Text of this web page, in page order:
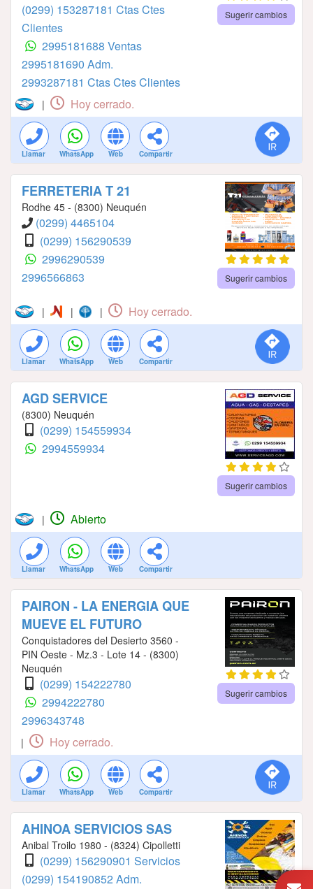
(0299) 153287181 Ctas Ctes
Clientes
2995181688 Ventas
2995181690 Adm.
2993287181 Ctas Ctes Clientes
Sugerir cambios
| Hoy cerrado.
Llamar WhatsApp Web Compartir
FERRETERIA T 21
Rodhe 45 - (8300) Neuquén
(0299) 4465104
(0299) 156290539
2996290539
2996566863
Sugerir cambios
| | | Hoy cerrado.
Llamar WhatsApp Web Compartir
AGD SERVICE
(8300) Neuquén
(0299) 154559934
2994559934
Sugerir cambios
| Abierto
Llamar WhatsApp Web Compartir
PAIRON - LA ENERGIA QUE
MUEVE EL FUTURO
Conquistadores del Desierto 3560 -
PIN Oeste - Mz.3 - Lote 14 - (8300)
Neuquén
(0299) 154222780
2994222780
2996343748
Sugerir cambios
| Hoy cerrado.
Llamar WhatsApp Web Compartir
AHINOA SERVICIOS SAS
Anibal Troilo 1980 - (8324) Cipolletti
(0299) 156290901 Servicios
(0299) 154190852 Adm.